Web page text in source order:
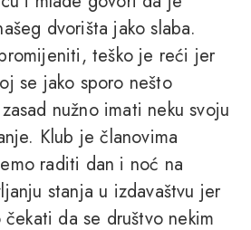
dvorišta jako slaba.
teško je reći jer
se jako sporo nešto
nužno imati neku svoju
Klub je članovima
raditi dan i noć na
stanja u izdavaštvu jer
da se društvo nekim